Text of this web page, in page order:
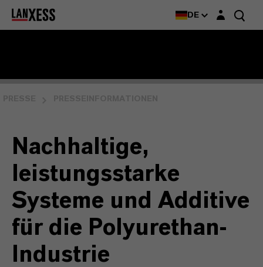
DE Login-Maske
Nachhaltige,
leistungsstarke
Systeme und Additive
für die Polyurethan-
Industrie